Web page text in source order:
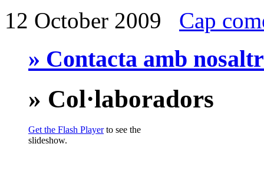
12 October 2009
Cap
» Contacta amb
» Col·laboradors
Get the Flash Playerto see the
slideshow.